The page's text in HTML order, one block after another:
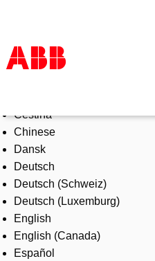
Products & Solutions
Industries
Services
About us
Where to buy
Contact us
Careers
Čeština
Chinese
Dansk
Deutsch
Deutsch (Schweiz)
Deutsch (Luxemburg)
English
English (Canada)
Español